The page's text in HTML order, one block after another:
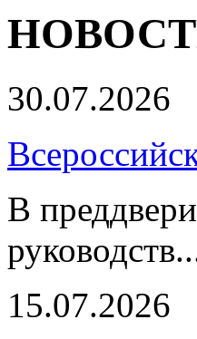
30.07.2026
В
15.07.2026